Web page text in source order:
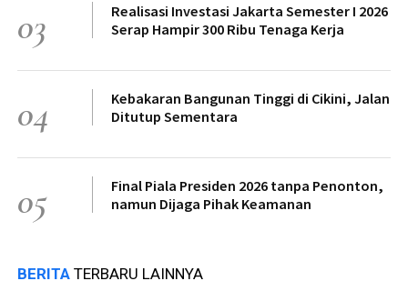
03
Realisasi Investasi Jakarta Semester I 2026
Serap Hampir 300 Ribu Tenaga Kerja
04
Kebakaran Bangunan Tinggi di Cikini, Jalan
Ditutup Sementara
05
Final Piala Presiden 2026 tanpa Penonton,
namun Dijaga Pihak Keamanan
BERITA TERBARU LAINNYA